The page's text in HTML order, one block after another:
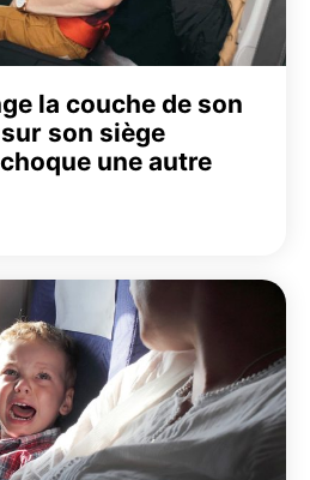
la couche de son
son siège
une autre